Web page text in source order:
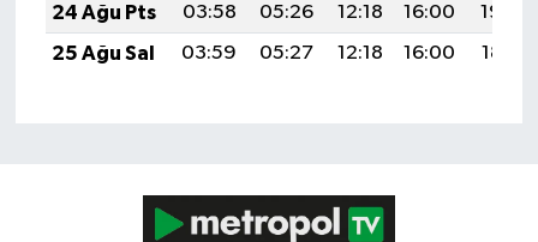
24 Ağu Pts
03:58 05:26 12:18 16:00
19:00
25 Ağu Sal
03:59 05:27 12:18 16:00 18:59